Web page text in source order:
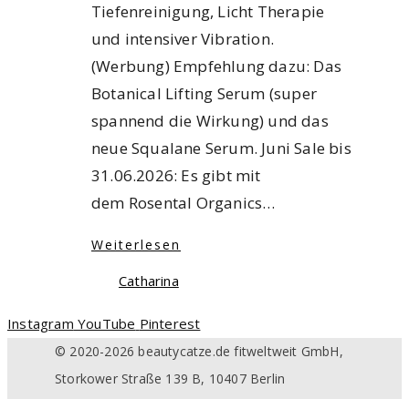
Tiefenreinigung, Licht Therapie
und intensiver Vibration.
(Werbung) Empfehlung dazu: Das
Botanical Lifting Serum (super
spannend die Wirkung) und das
neue Squalane Serum. Juni Sale bis
31.06.2026: Es gibt mit
dem Rosental Organics…
Weiterlesen
Catharina
Instagram YouTube Pinterest
© 2020-2026 beautycatze.de fitweltweit GmbH,
Storkower Straße 139 B, 10407 Berlin